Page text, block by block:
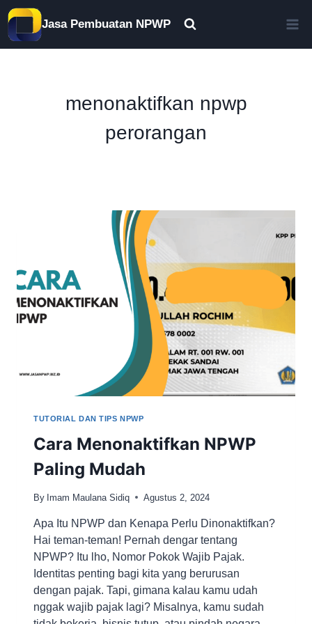
Skip
to
content
Jasa Pembuatan NPWP
menonaktifkan npwp
perorangan
TUTORIAL DAN TIPS NPWP
Cara Menonaktifkan NPWP
Paling Mudah
By Imam Maulana Sidiq Agustus 2, 2024
Apa Itu NPWP dan Kenapa Perlu Dinonaktifkan?
Hai teman-teman! Pernah dengar tentang
NPWP? Itu lho, Nomor Pokok Wajib Pajak.
Identitas penting bagi kita yang berurusan
dengan pajak. Tapi, gimana kalau kamu udah
nggak wajib pajak lagi? Misalnya, kamu sudah